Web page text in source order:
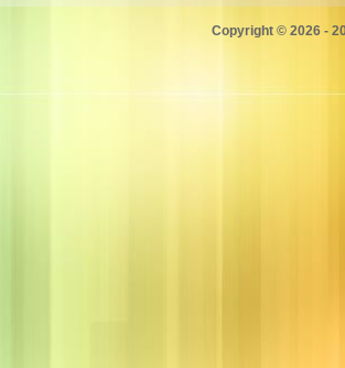
Copyright © 2026 -